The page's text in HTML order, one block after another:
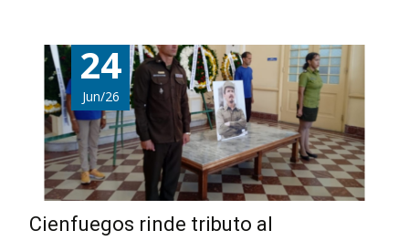
24
Jun/26
Cienfuegos rinde tributo al